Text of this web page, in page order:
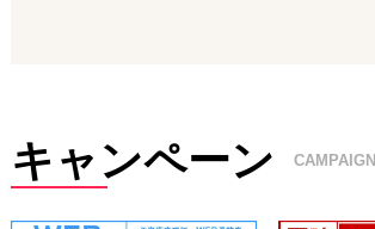
キャンペーン CAMPAIGN